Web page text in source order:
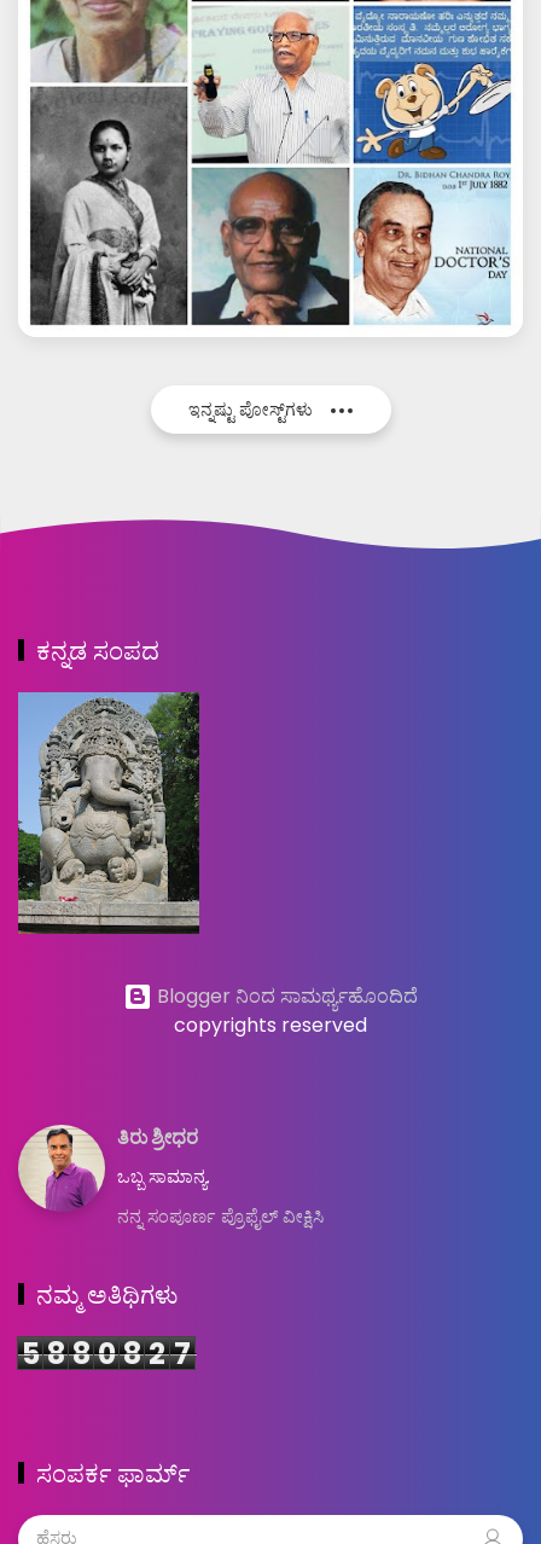
ಇನ್ನಷ್ಟು ಪೋಸ್ಟ್‌ಗಳು
ಕನ್ನಡ ಸಂಪದ
Blogger ನಿಂದ ಸಾಮರ್ಥ್ಯಹೊಂದಿದೆ
copyrights reserved
ತಿರು ಶ್ರೀಧರ
ಒಬ್ಬ ಸಾಮಾನ್ಯ.
ನನ್ನ ಸಂಪೂರ್ಣ ಪ್ರೊಫೈಲ್ ವೀಕ್ಷಿಸಿ
ನಮ್ಮ ಅತಿಥಿಗಳು
588082 7
ಸಂಪರ್ಕ ಫಾರ್ಮ್